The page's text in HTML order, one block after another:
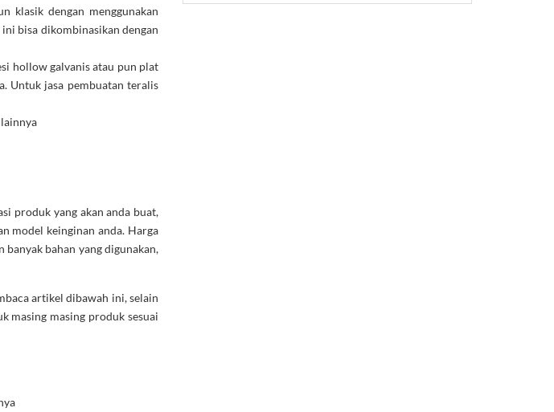
klasik dengan menggunakan
bisa dikombinasikan dengan
hollow galvanis atau pun plat
Untuk jasa pembuatan teralis
lainnya
produk yang akan anda buat,
model keinginan anda. Harga
bahan yang digunakan,
artikel dibawah ini, selain
masing masing produk sesuai